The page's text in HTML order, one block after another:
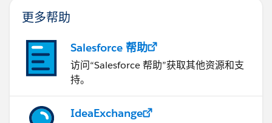
更多帮助
Salesforce 帮助
访问“Salesforce 帮助”获取其他资源和支
持。
IdeaExchange